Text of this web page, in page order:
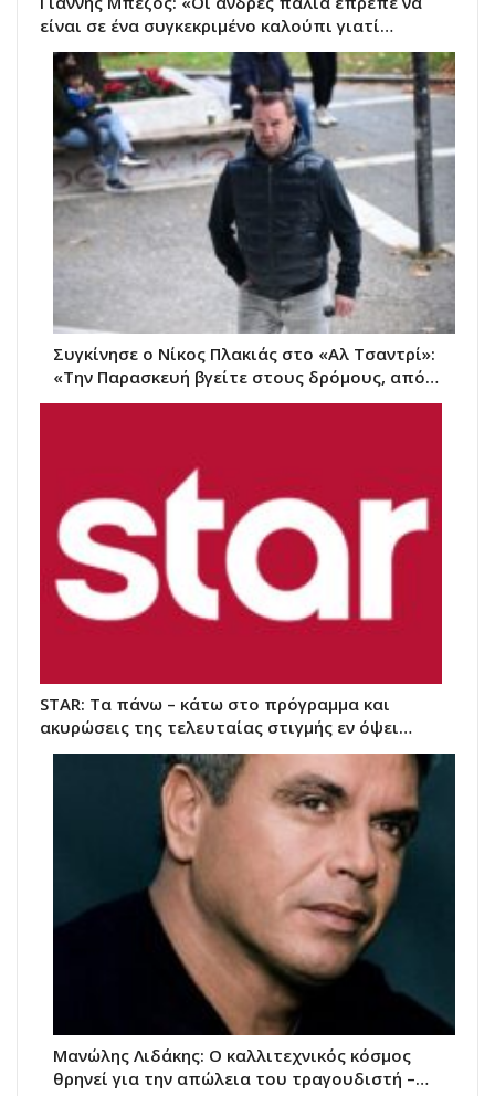
είναι σε ένα συγκεκριμένο καλούπι γιατί…
Συγκίνησε ο Νίκος Πλακιάς στο «Αλ Τσαντρί»:
«Την Παρασκευή βγείτε στους δρόμους, από…
STAR: Τα πάνω – κάτω στο πρόγραμμα και
ακυρώσεις της τελευταίας στιγμής εν όψει…
Μανώλης Λιδάκης: Ο καλλιτεχνικός κόσμος
θρηνεί για την απώλεια του τραγουδιστή –…